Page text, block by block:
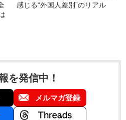
感じる“外国人差別”のリアル
を発信中！
メルマガ登録